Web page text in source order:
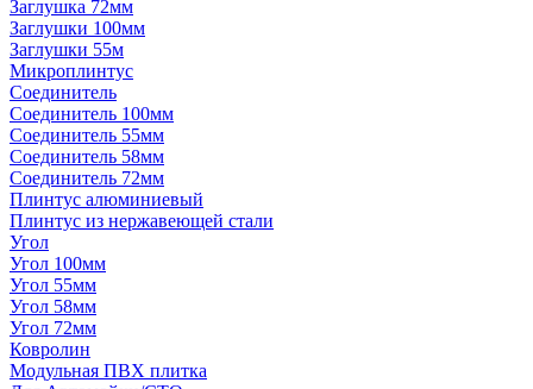
Заглушка 72мм
Заглушки 100мм
Заглушки 55м
Микроплинтус
Соединитель
Соединитель 100мм
Соединитель 55мм
Соединитель 58мм
Соединитель 72мм
Плинтус алюминиевый
Плинтус из нержавеющей стали
Угол
Угол 100мм
Угол 55мм
Угол 58мм
Угол 72мм
Ковролин
Модульная ПВХ плитка